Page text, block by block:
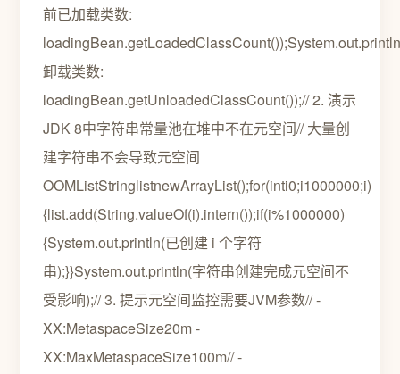
前已加载类数:
卸载类数:
loadingBean.getUnloadedClassCount());// 2. 演示
JDK 8中字符串常量池在堆中不在元空间// 大量创
建字符串不会导致元空间
OOMListStringlistnewArrayList();for(inti0;i1000000;i)
{list.add(String.valueOf(i).intern());if(i%1000000)
{System.out.println(已创建 i 个字符
串);}}System.out.println(字符串创建完成元空间不
受影响);// 3. 提示元空间监控需要JVM参数// -
XX:MetaspaceSize20m -
XX:MaxMetaspaceSize100m// -